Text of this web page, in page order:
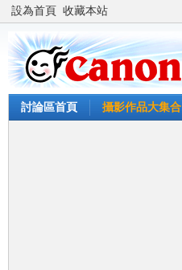
設為首頁 收藏本站
討論區首頁 攝影作品大集合